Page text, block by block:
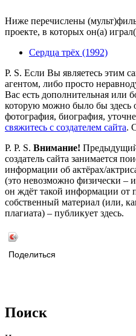
Ниже перечислены
проекте, в которых он(а)
Сердца трёх (1992)
P. S. Если Вы являетесь этим
агентом, либо просто
Вас есть дополнительная или
которую можно было бы здесь
фотография, биография,
свяжитесь с создателем сайта.
P. P. S. Внимание! Предыдущий
создатель сайта занимается
информации об актёрах/
(это невозможно физически –
он ждёт такой информации от
собственный материал (или,
плагиата) – публикует здесь.
Поделиться
Поиск